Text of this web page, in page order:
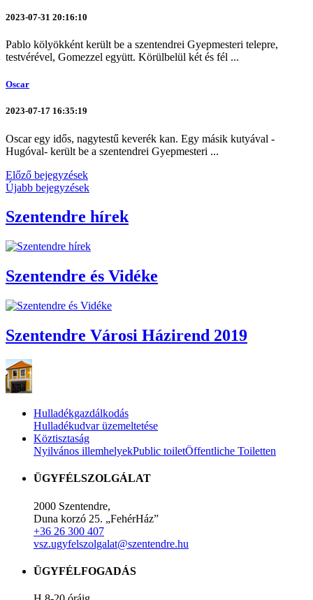
2023-07-31 20:16:10
Pablo kölyökként került be a szentendrei Gyepmesteri telepre,
testvérével, Gomezzel együtt. Körülbelül két és fél ...
Oscar
2023-07-17 16:35:19
Oscar egy idős, nagytestű keverék kan. Egy másik kutyával -
Hugóval- került be a szentendrei Gyepmesteri ...
Előző bejegyzések
Újabb bejegyzések
Szentendre hírek
Szentendre és Vidéke
Szentendre Városi Házirend 2019
Hulladékgazdálkodás
Hulladékudvar üzemeltetése
Köztisztaság
Nyilvános illemhelyekPublic toiletÖffentliche Toiletten
ÜGYFÉLSZOLGÁLAT
2000 Szentendre,
Duna korzó 25. „FehérHáz”
+36 26 300 407
vsz.ugyfelszolgalat@szentendre.hu
ÜGYFÉLFOGADÁS